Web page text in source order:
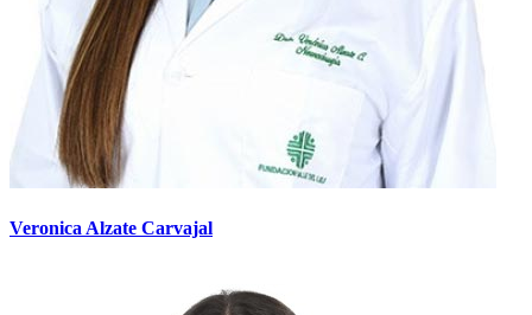
Veronica Alzate Carvajal